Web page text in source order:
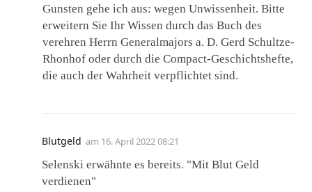
Gunsten gehe ich aus: wegen Unwissenheit. Bitte
erweitern Sie Ihr Wissen durch das Buch des
verehren Herrn Generalmajors a. D. Gerd Schultze-
Rhonhof oder durch die Compact-Geschichtshefte,
die auch der Wahrheit verpflichtet sind.
Blutgeld am 16. April 2022 08:21
Selenski erwähnte es bereits. "Mit Blut Geld
verdienen"